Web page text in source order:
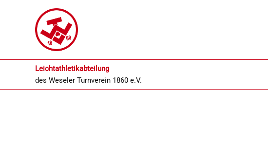
Leichtathletikabteilung
des Weseler Turnverein 1860 e.V.